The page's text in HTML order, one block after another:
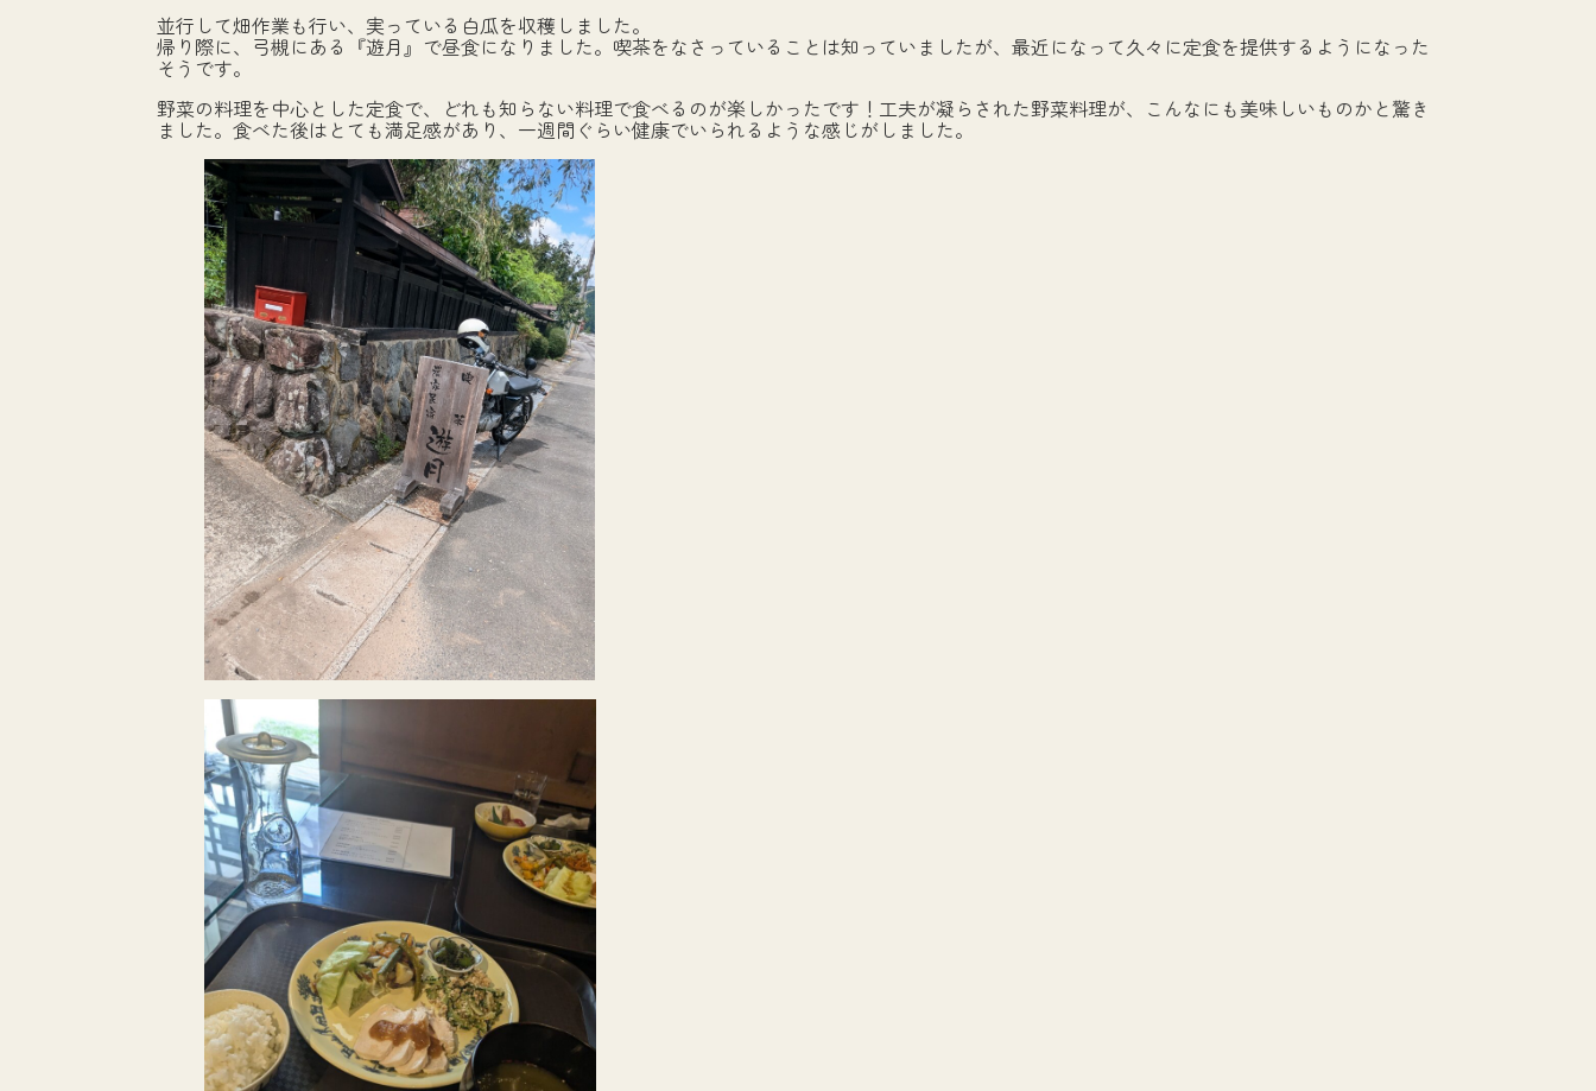
並行して畑作業も行い、実っている白瓜を収穫しました。
帰り際に、弓槻にある『遊月』で昼食になりました。喫茶をなさっていることは知っていましたが、最近になって久々に定食を提供するようになった
そうです。
野菜の料理を中心とした定食で、どれも知らない料理で食べるのが楽しかったです！工夫が凝らされた野菜料理が、こんなにも美味しいものかと驚き
ました。食べた後はとても満足感があり、一週間ぐらい健康でいられるような感じがしました。